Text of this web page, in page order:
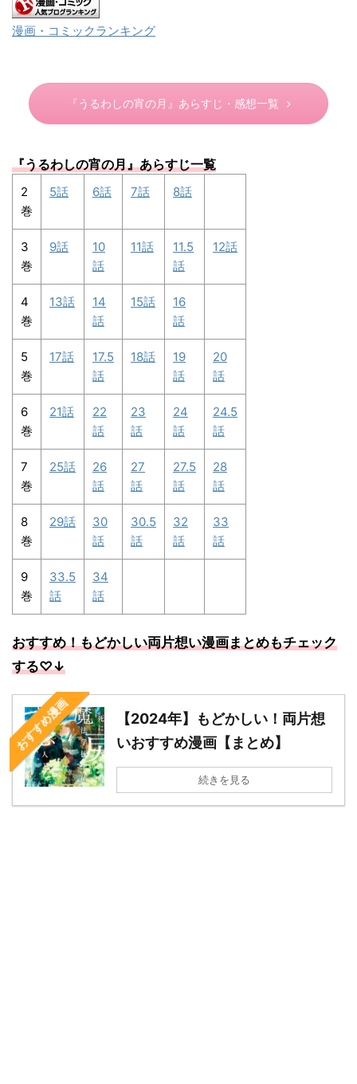
漫画・コミックランキング
『うるわしの宵の月』あらすじ・感想一覧
『うるわしの宵の月』あらすじ一覧
2
巻
5話 6話 7話 8話
3
巻
9話
10
話
11話
11.5
話
12話
4
巻
13話
14
話
15話
16
話
5
巻
17話
17.5
話
18話
19
話
20
話
6
巻
21話
22
話
23
話
24
話
24.5
話
7
巻
25話
26
話
27
話
27.5
話
28
話
8
巻
29話
30
話
30.5
話
32
話
33
話
9
巻
33.5
話
34
話
おすすめ！もどかしい両片想い漫画まとめもチェック
する♡↓
おすすめ漫画
【2024年】もどかしい！両片想
いおすすめ漫画【まとめ】
続きを見る